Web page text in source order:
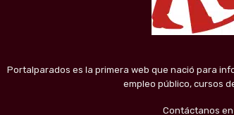
Portalparados es la primera web que nació para
empleo público, cursos
Contáctanos en